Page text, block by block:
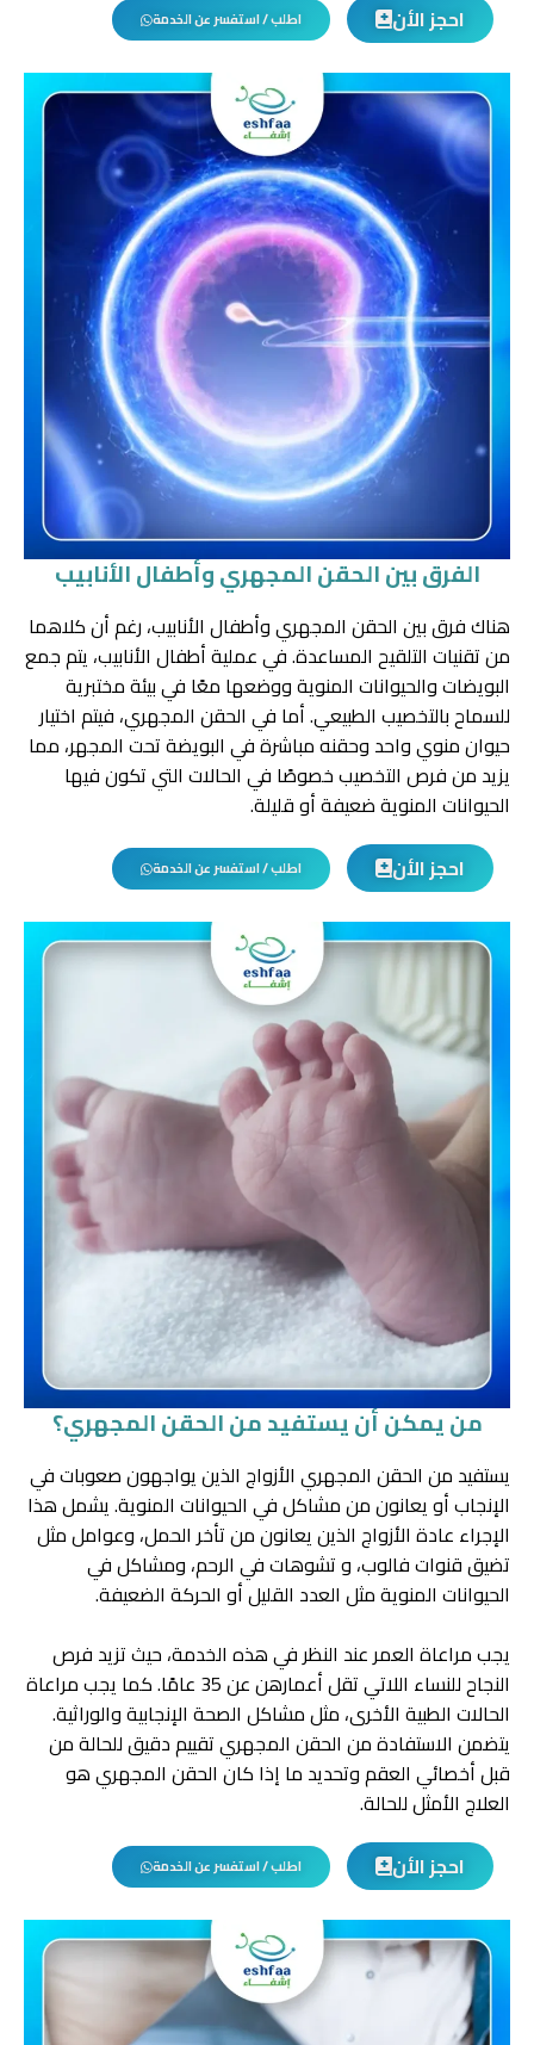
احجز الأن اطلب / استفسر عن الخدمة
الفرق بين الحقن المجهري وأطفال الأنابيب
هناك فرق بين الحقن المجهري وأطفال الأنابيب، رغم أن كلاهما
من تقنيات التلقيح المساعدة. في عملية أطفال الأنابيب، يتم جمع
البويضات والحيوانات المنوية ووضعها معًا في بيئة مختبرية
للسماح بالتخصيب الطبيعي. أما في الحقن المجهري، فيتم اختيار
حيوان منوي واحد وحقنه مباشرة في البويضة تحت المجهر، مما
يزيد من فرص التخصيب خصوصًا في الحالات التي تكون فيها
الحيوانات المنوية ضعيفة أو قليلة.
احجز الأن
اطلب / استفسر عن الخدمة
من يمكن أن يستفيد من الحقن المجهري؟
يستفيد من الحقن المجهري الأزواج الذين يواجهون صعوبات في
الإنجاب أو يعانون من مشاكل في الحيوانات المنوية. يشمل هذا
الإجراء عادة الأزواج الذين يعانون من تأخر الحمل، وعوامل مثل
تضيق قنوات فالوب، و تشوهات في الرحم، ومشاكل في
الحيوانات المنوية مثل العدد القليل أو الحركة الضعيفة.
يجب مراعاة العمر عند النظر في هذه الخدمة، حيث تزيد فرص
النجاح للنساء اللاتي تقل أعمارهن عن 35 عامًا. كما يجب مراعاة
الحالات الطبية الأخرى، مثل مشاكل الصحة الإنجابية والوراثية.
يتضمن الاستفادة من الحقن المجهري تقييم دقيق للحالة من
قبل أخصائي العقم وتحديد ما إذا كان الحقن المجهري هو
العلاج الأمثل للحالة.
احجز الأن
اطلب / استفسر عن الخدمة